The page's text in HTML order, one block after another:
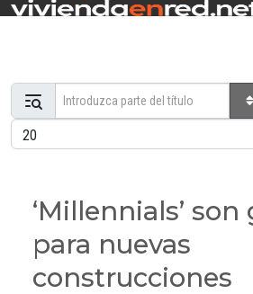
Introduzca parte del título
Cantidad a mostrar
‘Millennials’ son
para nuevas
construcciones